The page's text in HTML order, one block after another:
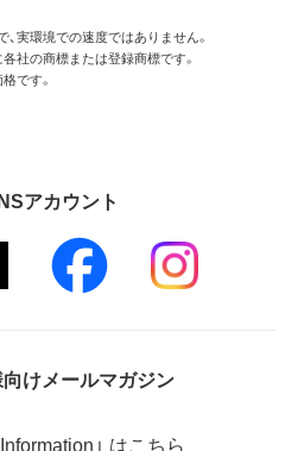
実環境での速度ではありません。
社の商標または登録商標です。
です。
アカウント
けメールマガジン
Information」 はこちら